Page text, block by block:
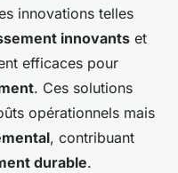
innovations telles
innovants et
efficaces pour
. Ces solutions
opérationnels mais
, contribuant
durable.